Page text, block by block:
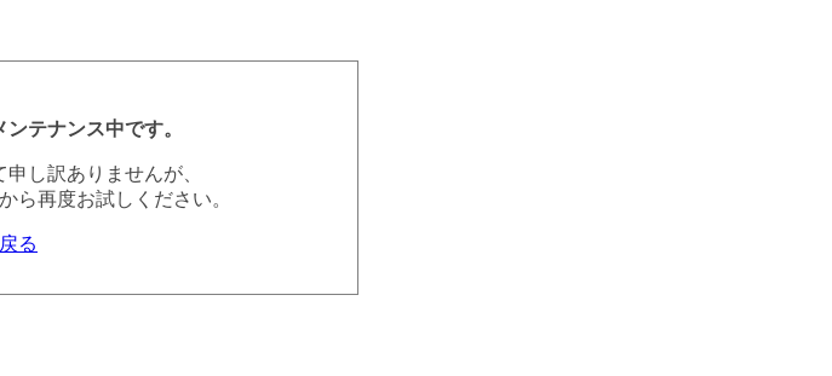
テナンス中です。
し訳ありませんが、
ら再度お試しください。
戻る